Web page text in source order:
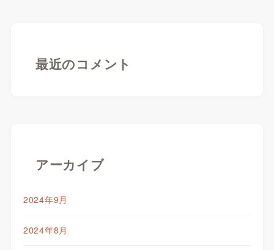
最近のコメント
アーカイブ
2024年9月
2024年8月